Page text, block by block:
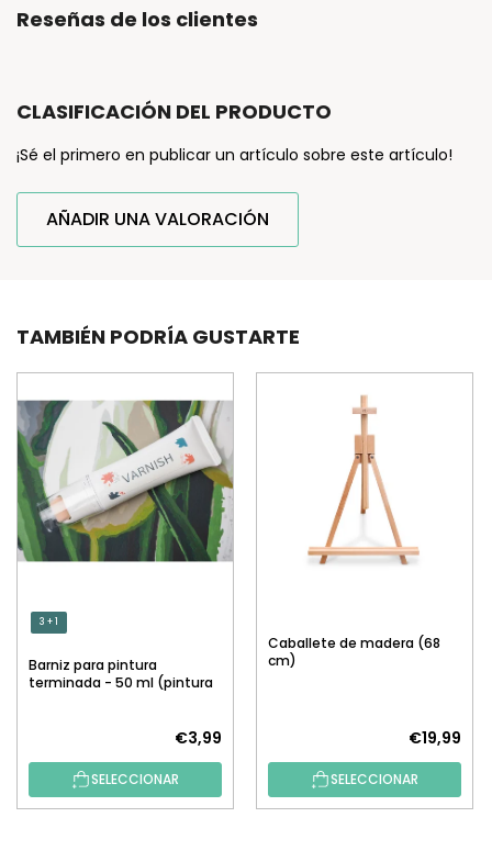
Reseñas de los clientes
CLASIFICACIÓN DEL PRODUCTO
¡Sé el primero en publicar un artículo sobre este artículo!
AÑADIR UNA VALORACIÓN
TAMBIÉN PODRÍA GUSTARTE
3 + 1
Barniz para pintura
terminada - 50 ml (pintura
€3,99
SELECCIONAR
Caballete de madera (68
cm)
€19,99
SELECCIONAR